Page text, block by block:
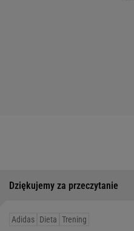
Dziękujemy za przeczytanie
Adidas Dieta Trening